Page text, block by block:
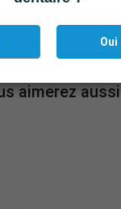
2830.07
aimerez aussi
Oui